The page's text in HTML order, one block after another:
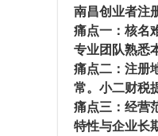
南昌创业者注
痛点一： 核名
专业团队熟悉
痛点二： 注册
常。小二财税
痛点三： 经营
特性与企业长